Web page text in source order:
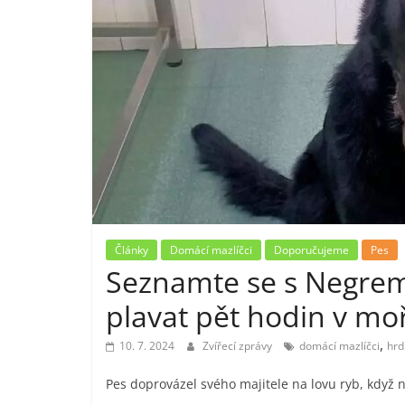
Články Domácí mazlíčci Doporučujeme Pes
Seznamte se s
plavat pět hodin v
10. 7. 2024 Zvířecí zprávy domácí mazlíčci,
Pes doprovázel svého majitele na lovu ryb, když